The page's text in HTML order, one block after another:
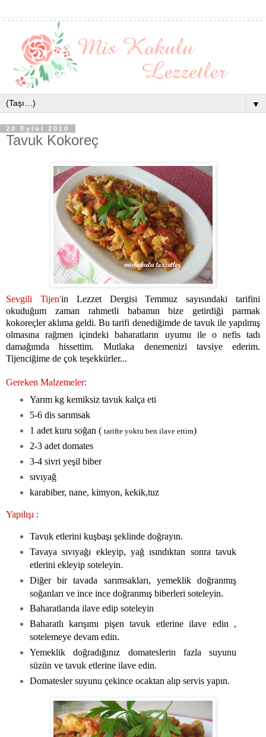
▼
20 Eylül 2010
Tavuk Kokoreç
Sevgili Tijen'in Lezzet Dergisi Temmuz sayısındaki tarifini
okuduğum zaman rahmetli babamın bize getirdiği parmak
kokoreçler aklıma geldi. Bu tarifi denediğimde de tavuk ile yapılmış
olmasına rağmen içindeki baharatların uyumu ile o nefis tadı
damağımda hissettim. Mutlaka denemenizi tavsiye ederim.
Tijenciğime de çok teşekkürler...
Gereken Malzemeler:
Yarım kg kemiksiz tavuk kalça eti
5-6 dis sarımsak
1 adet kuru soğan ( tarifte yoktu ben ilave ettim)
2-3 adet domates
3-4 sivri yeşil biber
sıvıyağ
karabiber, nane, kimyon, kekik,tuz
Yapılışı :
Tavuk etlerini kuşbaşı şeklinde doğrayın.
Tavaya sıvıyağı ekleyip, yağ ısındıktan sonra tavuk
etlerini ekleyip soteleyin.
Diğer bir tavada sarımsakları, yemeklik doğranmış
soğanları ve ince ince doğranmış biberleri soteleyin.
Baharatlarıda ilave edip soteleyin
Baharatlı karışımı pişen tavuk etlerine ilave edin ,
sotelemeye devam edin.
Yemeklik doğradığınız domateslerin fazla suyunu
süzün ve tavuk etlerine ilave edin.
Domatesler suyunu çekince ocaktan alıp servis yapın.